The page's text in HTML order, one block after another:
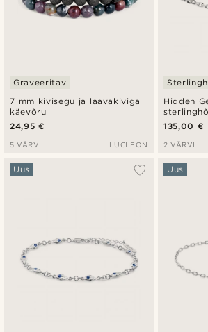
7 mm kivisegu ja laavakiviga
käevõru
Graveeritav
24,95 €
5 VÄRVI LUCLEON
Hidden
käevõru
135,00 €
2 VÄRVI
Uus Uus